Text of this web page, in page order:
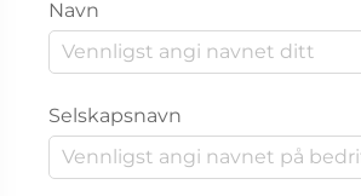
Navn
Selskapsnavn